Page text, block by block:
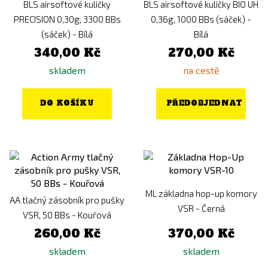
BLS airsoftové kuličky
PRECISION 0,30g, 3300 BBs
(sáček) - Bílá
340,00 Kč
skladem
DO KOŠÍKU
BLS airsoftové kuličky BIO UH
0,36g, 1000 BBs (sáček) -
Bílá
270,00 Kč
na cestě
PŘEDOBJEDNAT
AA tlačný zásobník pro pušky
VSR, 50 BBs - Kouřová
260,00 Kč
skladem
ML základna hop-up komory
VSR - Černá
370,00 Kč
skladem